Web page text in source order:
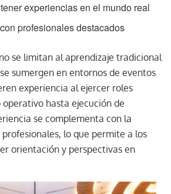
experiencias en el mundo real
profesionales destacados
se limitan al aprendizaje tradicional
sumergen en entornos de eventos
experiencia al ejercer roles
operativo hasta ejecución de
se complementa con la
lo que permite a los
orientación y perspectivas en